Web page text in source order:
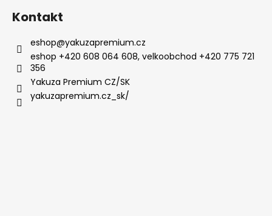
Kontakt
eshop@yakuzapremium.cz
eshop +420 608 064 608, velkoobchod +420 775 721
356
Yakuza Premium CZ/SK
yakuzapremium.cz_sk/